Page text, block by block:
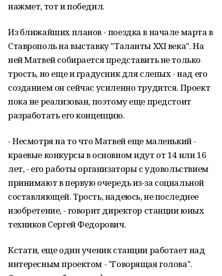
нажмет, тот и победил.
Из ближайших планов - поездка в начале марта в
Ставрополь на выставку "Таланты XXI века". На
ней Матвей собирается представить не только
трость, но еще и градусник для слепых - над его
созданием он сейчас усиленно трудится. Проект
пока не реализован, поэтому еще предстоит
разработать его концепцию.
- Несмотря на то что Матвей еще маленький -
краевые конкурсы в основном идут от 14 или 16
лет, - его работы организаторы с удовольствием
принимают в первую очередь из-за социальной
составляющей. Трость, надеюсь, не последнее
изобретение, - говорит директор станции юных
техников Сергей Федорович.
Кстати, еще один ученик станции работает над
интересным проектом - "Говорящая голова".